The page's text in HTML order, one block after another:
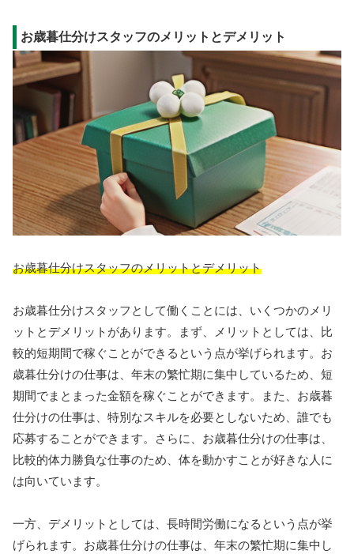
お歳暮仕分けスタッフのメリットとデメリット
お歳暮仕分けスタッフのメリットとデメリット
お歳暮仕分けスタッフとして働くことには、いくつかのメリ
ットとデメリットがあります。まず、メリットとしては、比
較的短期間で稼ぐことができるという点が挙げられます。お
歳暮仕分けの仕事は、年末の繁忙期に集中しているため、短
期間でまとまった金額を稼ぐことができます。また、お歳暮
仕分けの仕事は、特別なスキルを必要としないため、誰でも
応募することができます。さらに、お歳暮仕分けの仕事は、
比較的体力勝負な仕事のため、体を動かすことが好きな人に
は向いています。
一方、デメリットとしては、長時間労働になるという点が挙
げられます。お歳暮仕分けの仕事は、年末の繁忙期に集中し